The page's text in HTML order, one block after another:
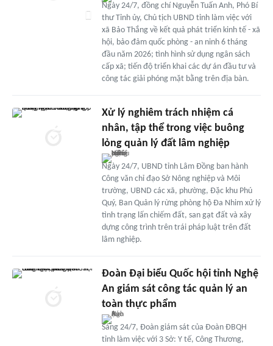
Ngày 24/7, đồng chí Nguyễn Tuấn Anh, Phó Bí
thư Tỉnh ủy, Chủ tịch UBND tỉnh làm việc với
xã Bảo Thắng về kết quả phát triển kinh tế - xã
hội, bảo đảm quốc phòng - an ninh 6 tháng
đầu năm 2026; tình hình sử dụng ngân sách
cấp xã; tiến độ triển khai các dự án đầu tư và
công tác giải phóng mặt bằng trên địa bàn.
Xử lý nghiêm trách nhiệm cá
nhân, tập thể trong việc buông
lỏng quản lý đất lâm nghiệp
Ngày 24/7, UBND tỉnh Lâm Đồng ban hành
Công văn chỉ đạo Sở Nông nghiệp và Môi
trường, UBND các xã, phường, Đặc khu Phú
Quý, Ban Quản lý rừng phòng hộ Đa Nhim xử lý
tình trạng lấn chiếm đất, san gạt đất và xây
dựng công trình trên trái pháp luật trên đất
lâm nghiệp.
Đoàn Đại biểu Quốc hội tỉnh Nghệ
An giám sát công tác quản lý an
toàn thực phẩm
Sáng 24/7, Đoàn giám sát của Đoàn ĐBQH
tỉnh làm việc với 3 Sở: Y tế, Công Thương,